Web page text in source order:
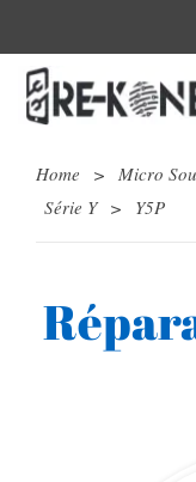
Home > Micro
Série Y > Y5P